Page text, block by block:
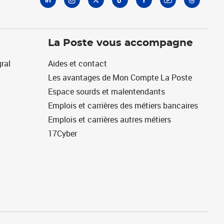
La Poste vous accompagne
Aides et contact
Les avantages de Mon Compte La Poste
Espace sourds et malentendants
Emplois et carrières des métiers bancaires
Emplois et carrières autres métiers
17Cyber